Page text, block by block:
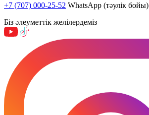
+7 (707) 000-25-52 WhatsApp (тәулік бойы)
Біз әлеуметтік желілердеміз